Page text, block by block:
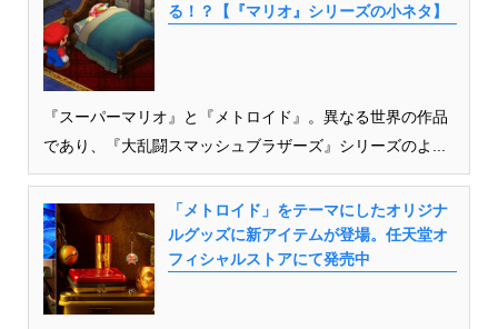
る！？【『マリオ』シリーズの小ネタ】
『スーパーマリオ』と『メトロイド』。異なる世界の作品
であり、『大乱闘スマッシュブラザーズ』シリーズのよ...
「メトロイド」をテーマにしたオリジナ
ルグッズに新アイテムが登場。任天堂オ
フィシャルストアにて発売中